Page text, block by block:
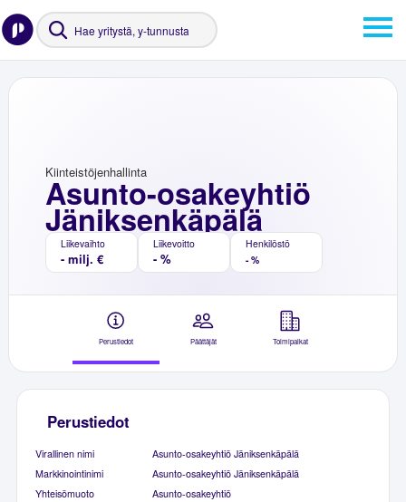
Asunto-osakeyhtiö
Jäniksenkäpälä
Kiinteistöjenhallinta
Liikevaihto
- milj. €
Liikevoitto
- %
Henkilöstö
- %
Perustiedot Päättäjät Toimipaikat
Perustiedot
Virallinen nimi
Asunto-osakeyhtiö Jäniksenkäpälä
Markkinointinimi
Asunto-osakeyhtiö Jäniksenkäpälä
Yhteisömuoto
Asunto-osakeyhtiö